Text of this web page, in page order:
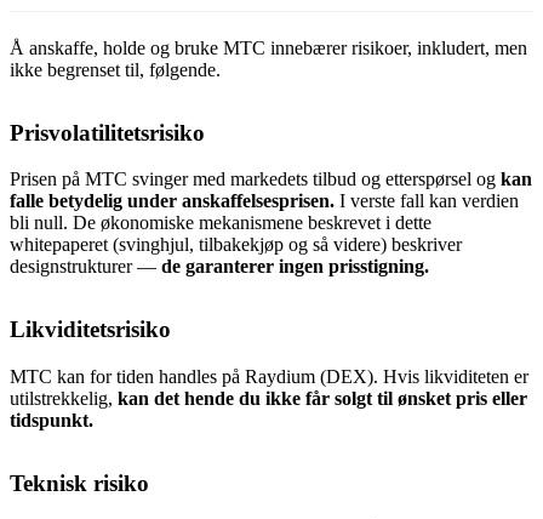
Å anskaffe, holde og bruke MTC innebærer risikoer, inkludert, men
ikke begrenset til, følgende.
Prisvolatilitetsrisiko
Prisen på MTC svinger med markedets tilbud og etterspørsel og kan
falle betydelig under anskaffelsesprisen. I verste fall kan verdien
bli null. De økonomiske mekanismene beskrevet i dette
whitepaperet (svinghjul, tilbakekjøp og så videre) beskriver
designstrukturer — de garanterer ingen prisstigning.
Likviditetsrisiko
MTC kan for tiden handles på Raydium (DEX). Hvis likviditeten er
utilstrekkelig, kan det hende du ikke får solgt til ønsket pris eller
tidspunkt.
Teknisk risiko